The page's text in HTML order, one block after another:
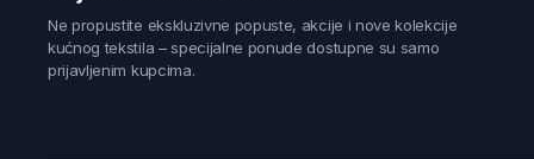
Ne propustite ekskluzivne popuste, akcije i nove kolekcije
kućnog tekstila – specijalne ponude dostupne su samo
prijavljenim kupcima.